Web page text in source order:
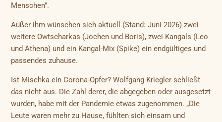
Menschen".
Außer ihm wünschen sich aktuell (Stand: Juni 2026) zwei
weitere Owtscharkas (Jochen und Boris), zwei Kangals (Leo
und Athena) und ein Kangal-Mix (Spike) ein endgültiges und
passendes zuhause.
Ist Mischka ein Corona-Opfer? Wolfgang Kriegler schließt
das nicht aus. Die Zahl derer, die abgegeben oder ausgesetzt
wurden, habe mit der Pandemie etwas zugenommen. „Die
Leute waren mehr zu Hause, fühlten sich einsam und